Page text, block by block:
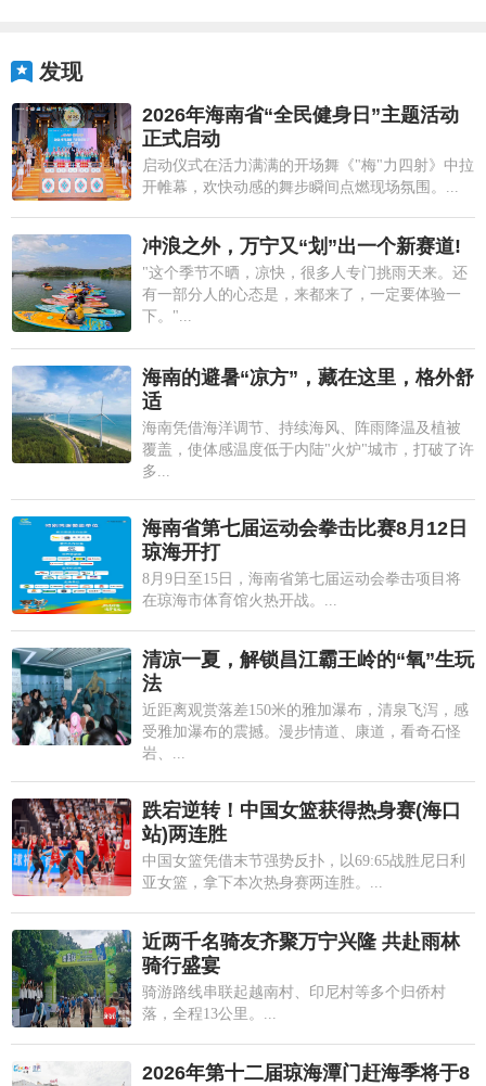
发现
2026年海南省“全民健身日”主题活动
正式启动
启动仪式在活力满满的开场舞《"梅"力四射》中拉
开帷幕，欢快动感的舞步瞬间点燃现场氛围。...
冲浪之外，万宁又“划”出一个新赛道!
"这个季节不晒，凉快，很多人专门挑雨天来。还
有一部分人的心态是，来都来了，一定要体验一
下。"...
海南的避暑“凉方”，藏在这里，格外舒
适
海南凭借海洋调节、持续海风、阵雨降温及植被
覆盖，使体感温度低于内陆"火炉"城市，打破了许
多...
海南省第七届运动会拳击比赛8月12日
琼海开打
8月9日至15日，海南省第七届运动会拳击项目将
在琼海市体育馆火热开战。...
清凉一夏，解锁昌江霸王岭的“氧”生玩
法
近距离观赏落差150米的雅加瀑布，清泉飞泻，感
受雅加瀑布的震撼。漫步情道、康道，看奇石怪
岩、...
跌宕逆转！中国女篮获得热身赛(海口
站)两连胜
中国女篮凭借末节强势反扑，以69:65战胜尼日利
亚女篮，拿下本次热身赛两连胜。...
近两千名骑友齐聚万宁兴隆 共赴雨林
骑行盛宴
骑游路线串联起越南村、印尼村等多个归侨村
落，全程13公里。...
2026年第十二届琼海潭门赶海季将于8